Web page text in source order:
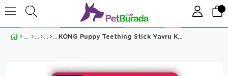
KONG Puppy Teething Stick Yavru Köpek Oyuncağı Medium